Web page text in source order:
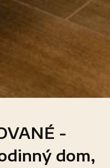
-
dom,